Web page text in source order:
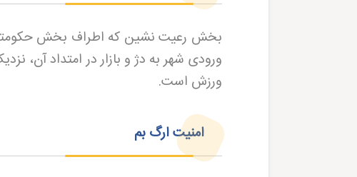
بخش رعیت نشین که اطراف بخش
ورزش است.
امنیت ارگ بم